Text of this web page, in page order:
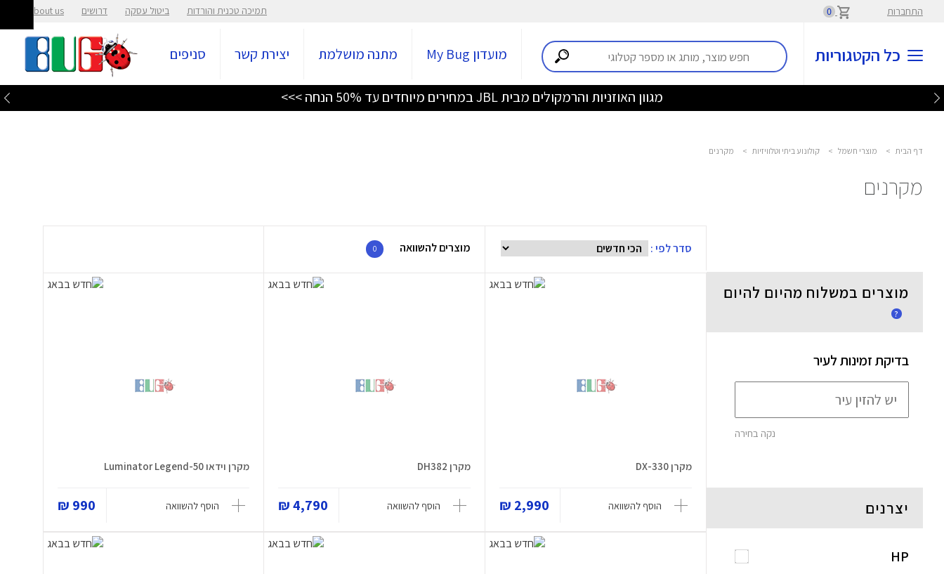
התחברות 0 תמיכה טכנית והורדות ביטול עסקה דרושים About us
כל הקטגוריות מועדון My Bug מתנה מושלמת יצירת קשר סניפים
מגוון האוזניות והרמקולים מבית JBL במחירים מיוחדים עד 50% הנחה >>>
דף הבית > מוצרי חשמל > קולונוע ביתי וטלוויזיות > מקרנים
מקרנים
סדר לפי : מוצרים להשוואה 0
מקרן DX-330
הוסף להשוואה 2,990 ₪
מקרן DH382
הוסף להשוואה 4,790 ₪
מקרן וידאו Luminator Legend-50
הוסף להשוואה 990 ₪
מוצרים במשלוח מהיום להיום
?
בדיקת זמינות לעיר
נקה בחירה
יצרנים
HP